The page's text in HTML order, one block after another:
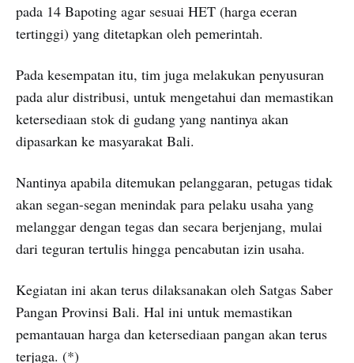
pada 14 Bapoting agar sesuai HET (harga eceran
tertinggi) yang ditetapkan oleh pemerintah.
Pada kesempatan itu, tim juga melakukan penyusuran
pada alur distribusi, untuk mengetahui dan memastikan
ketersediaan stok di gudang yang nantinya akan
dipasarkan ke masyarakat Bali.
Nantinya apabila ditemukan pelanggaran, petugas tidak
akan segan-segan menindak para pelaku usaha yang
melanggar dengan tegas dan secara berjenjang, mulai
dari teguran tertulis hingga pencabutan izin usaha.
Kegiatan ini akan terus dilaksanakan oleh Satgas Saber
Pangan Provinsi Bali. Hal ini untuk memastikan
pemantauan harga dan ketersediaan pangan akan terus
terjaga. (*)